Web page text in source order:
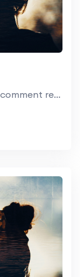
Aperçu des moteurs du bénévolat et comment rester motivé.